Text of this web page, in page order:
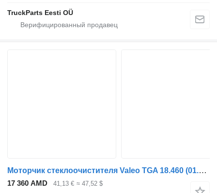
TruckParts Eesti OÜ
Моторчик стеклоочистителя Valeo TGA 18.460 (01.00-) 405001 для тягача MAN 4-series, TGA (1993-2009)
17 360 AMD 41,13 € ≈ 47,52 $